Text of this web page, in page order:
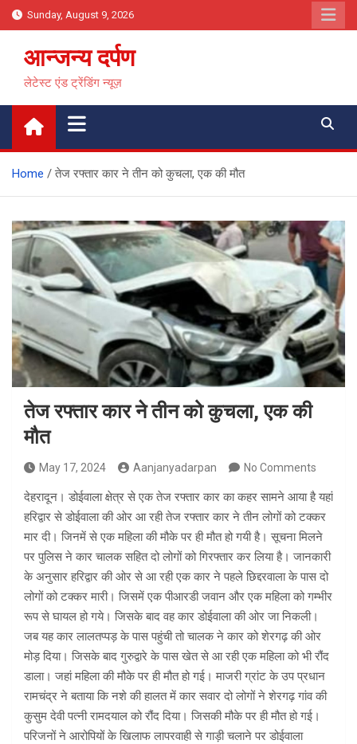
Skip
to
content
Sunday, August 9, 2026
आन्जन्य दर्पण
लेटेस्ट एंड ट्रेंडिंग न्यूज़
Home तेज रफ्तार कार ने तीन को कुचला, एक की मौत
तेज रफ्तार कार ने तीन को कुचला, एक की
मौत
May 17, 2024 Aanjanyadarpan No Comments
देहरादून। डोईवाला क्षेत्र से एक तेज रफ्तार कार का कहर सामने आया है यहां
हरिद्वार से डोईवाला की ओर आ रही तेज रफ्तार कार ने तीन लोगों को टक्कर
मार दी। जिनमें से एक महिला की मौके पर ही मौत हो गयी है। सूचना मिलने
पर पुलिस ने कार चालक सहित दो लोगों को गिरफ्तार कर लिया है। जानकारी
के अनुसार हरिद्वार की ओर से आ रही एक कार ने पहले छिद्दरवाला के पास दो
लोगों को टक्कर मारी। जिसमें एक पीआरडी जवान और एक महिला को गम्भीर
रूप से घायल हो गये। जिसके बाद वह कार डोईवाला की ओर जा निकली।
जब यह कार लालतप्पड़ के पास पहुंची तो चालक ने कार को शेरगढ़ की ओर
मोड़ दिया। जिसके बाद गुरुद्वारे के पास खेत से आ रही एक महिला को भी रौंद
डाला। जहां महिला की मौके पर ही मौत हो गई। माजरी ग्रांट के उप प्रधान
रामचंद्र ने बताया कि नशे की हालत में कार सवार दो लोगों ने शेरगढ़ गांव की
कुसुम देवी पत्नी रामदयाल को रौंद दिया। जिसकी मौके पर ही मौत हो गई।
परिजनों ने आरोपियों के खिलाफ लापरवाही से गाड़ी चलाने पर डोईवाला